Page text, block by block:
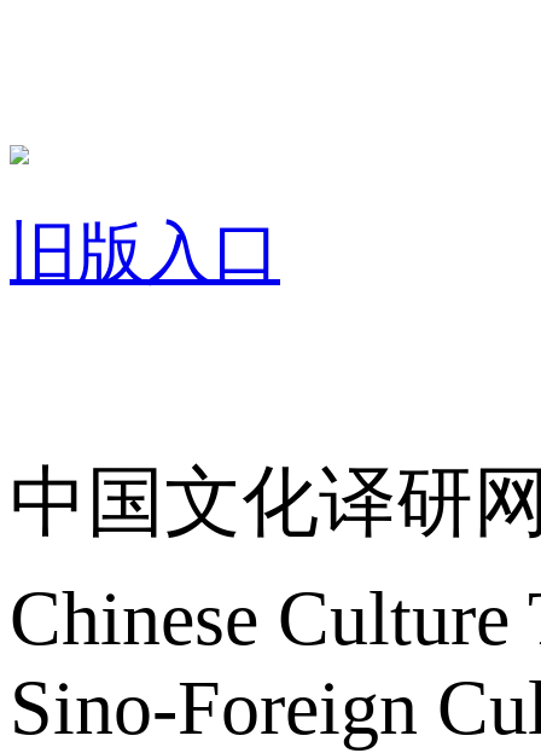
旧版入口
中国文化译研
Chinese
Sino-Foreign